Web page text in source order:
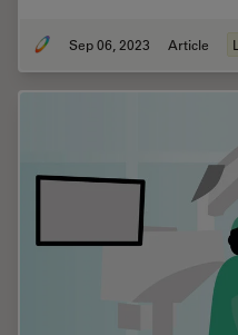
Sep 06, 2023 Article